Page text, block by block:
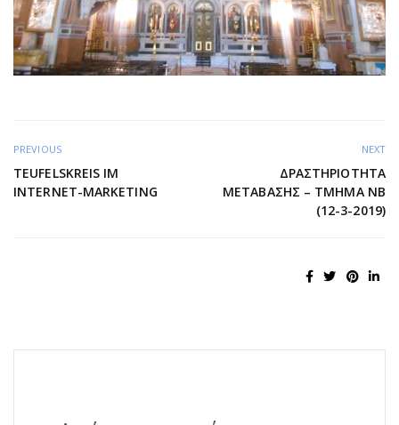
PREVIOUS
TEUFELSKREIS IM
INTERNET-MARKETING
NEXT
ΔΡΑΣΤΗΡΙΌΤΗΤΑ
ΜΕΤΆΒΑΣΗΣ – ΤΜΉΜΑ ΝΒ
(12-3-2019)